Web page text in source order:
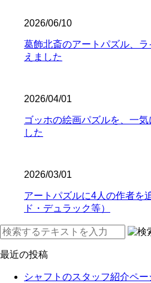
2026/06/10
葛飾北斎のアートパズル、
えました
2026/04/01
ゴッホの絵画パズルを、一
した
2026/03/01
アートパズルに4人の作者を
ド・デュラック等）
最近の投稿
シャフトのスタッフ紹介ペ